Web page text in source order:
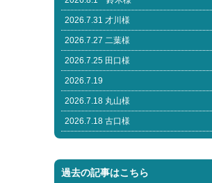
2026.7.31 才川様
2026.7.27 二葉様
2026.7.25 田口様
2026.7.19
2026.7.18 丸山様
2026.7.18 古口様
過去の記事はこちら